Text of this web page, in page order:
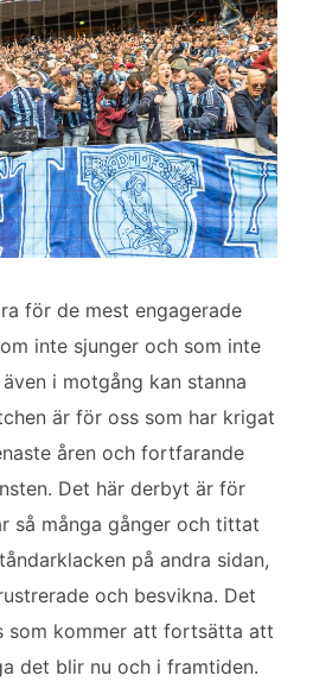
för de mest engagerade
inte sjunger och som inte
i motgång kan stanna
är för oss som har krigat
åren och fortfarande
Det här derbyt är för
så många gånger och tittat
på andra sidan,
och besvikna. Det
som kommer att fortsätta att
det blir nu och i framtiden.